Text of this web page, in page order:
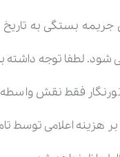
جریمه بستگی به
شود. لطفا توجه
فقط نقش
اعلامی توسط